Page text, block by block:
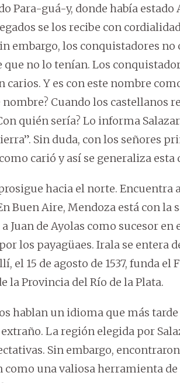
Para-guá-y, donde había estado
se los recibe con
embargo, los conquistadores
que no lo tenían. Los
carios. Y es con este nombre
nombre? Cuando los castellanos
quién sería? Lo informa
Sin duda, con los señores
carió y así se generaliza
hacia el norte. Encuentra
Buen Aire, Mendoza está con
Juan de Ayolas como sucesor
los payagüaes. Irala se entera
el 15 de agosto de 1537, funda
la Provincia del Río de la Plata.
hablan un idioma que más
extraño. La región elegida por
Sin embargo,
como una valiosa herramienta